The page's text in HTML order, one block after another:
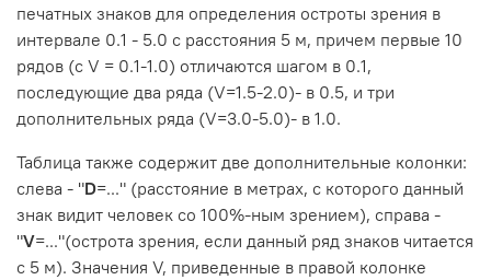
печатных знаков для определения остроты зрения в
интервале 0.1 - 5.0 с расстояния 5 м, причем первые 10
рядов (с V = 0.1-1.0) отличаются шагом в 0.1,
последующие два ряда (V=1.5-2.0)- в 0.5, и три
дополнительных ряда (V=3.0-5.0)- в 1.0.
Таблица также содержит две дополнительные колонки:
слева - "D=..." (расстояние в метрах, с которого данный
знак видит человек со 100%-ным зрением), справа -
"V=..."(острота зрения, если данный ряд знаков читается
с 5 м). Значения V, приведенные в правой колонке